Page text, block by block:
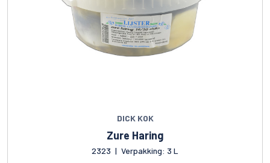
DICK KOK
Zure Haring
2323 | Verpakking: 3 L